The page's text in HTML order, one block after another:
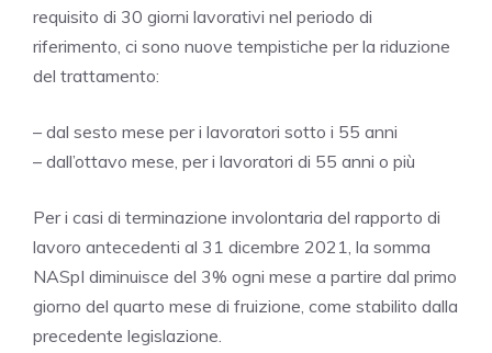
requisito di 30 giorni lavorativi nel periodo di
riferimento, ci sono nuove tempistiche per la riduzione
del trattamento:
– dal sesto mese per i lavoratori sotto i 55 anni
– dall’ottavo mese, per i lavoratori di 55 anni o più
Per i casi di terminazione involontaria del rapporto di
lavoro antecedenti al 31 dicembre 2021, la somma
NASpI diminuisce del 3% ogni mese a partire dal primo
giorno del quarto mese di fruizione, come stabilito dalla
precedente legislazione.